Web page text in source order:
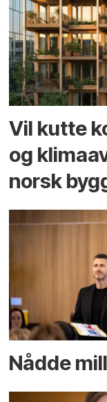
Vil kutte
og
norsk
Nådde